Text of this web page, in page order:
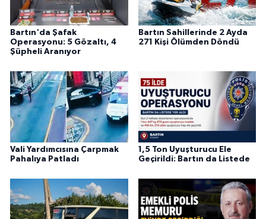
Bartın'da Şafak
Operasyonu: 5 Gözaltı, 4
Şüpheli Aranıyor
Bartın Sahillerinde 2 Ayda
271 Kişi Ölümden Döndü
Vali Yardımcısına Çarpmak
Pahalıya Patladı
1,5 Ton Uyuşturucu Ele
Geçirildi: Bartın da Listede